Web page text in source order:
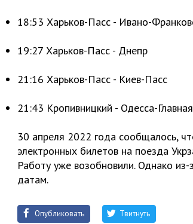
18:53 Харьков-Пасс - Ивано-
19:27 Харьков-Пасс - Днепр
21:16 Харьков-Пасс - Киев-Пасс
21:43 Кропивницкий - Одесса-Главная
30 апреля 2022 года сообщалось,
электронных билетов на поезда
Работу уже возобновили. Однако
датам.
Опубликовать Твитнуть